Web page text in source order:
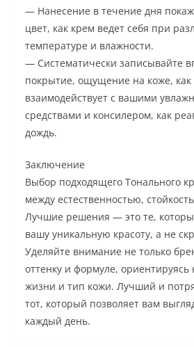
— Нанесение в течение дня
цвет, как крем ведет себя при
температуре и влажности.
— Систематически записывайте
покрытие, ощущение на коже,
взаимодействует с вашими
средствами и консилером, как
дождь.
Заключение
Выбор подходящего Тонального
между естественностью,
Лучшие решения — это те,
вашу уникальную красоту, а не
Уделяйте внимание не только
оттенку и формуле, ориентируясь
жизни и тип кожи. Лучший и
тот, который позволяет вам
каждый день.